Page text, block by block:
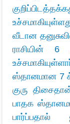
வீடான
ராசியின் 6
ஸ்தானமான 7
குரு
பாதக
பார்ப்பதால்